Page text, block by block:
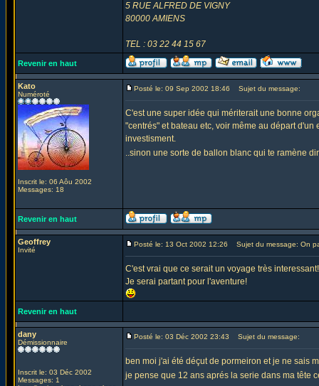
5 RUE ALFRED DE VIGNY
80000 AMIENS
TEL : 03 22 44 15 67
Revenir en haut
Kato
Numéroté
Inscrit le: 06 Aôu 2002
Messages: 18
Posté le: 09 Sep 2002 18:46 Sujet du message:
C'est une super idée qui mériterait une bonne
"centrés" et bateau etc, voir même au départ
investisment.
..sinon une sorte de ballon blanc qui te ramène
Revenir en haut
Geoffrey
Invité
Posté le: 13 Oct 2002 12:26 Sujet du message: On
C'est vrai que ce serait un voyage très
Je serai partant pour l'aventure!
Revenir en haut
dany
Démissionnaire
Inscrit le: 03 Déc 2002
Messages: 1
Posté le: 03 Déc 2002 23:43 Sujet du message:
ben moi j'ai été déçut de pormeiron et je ne sais
je pense que 12 ans aprés la serie dans ma tête